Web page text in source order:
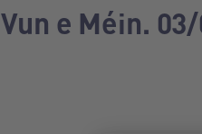
Vun e Méin.